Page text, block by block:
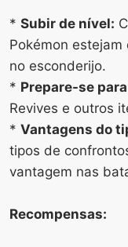
* Subir de nível:
Pokémon
no esconderijo.
* Prepare-se
Revives e outros
* Vantagens do
tipos de
vantagem nas
Recompensas: